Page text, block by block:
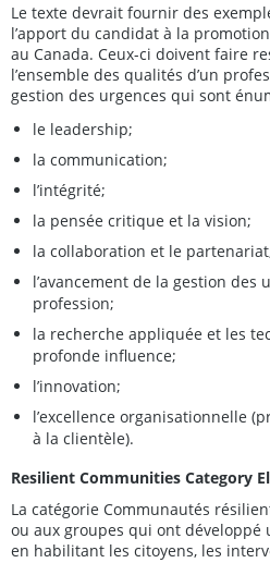
Le texte devrait fournir des
l’apport du candidat à la
au Canada. Ceux-ci doivent faire
l’ensemble des qualités d’un
gestion des urgences qui sont
le leadership;
la communication;
l’intégrité;
la pensée critique et la vision;
la collaboration et le
l’avancement de la gestion des
profession;
la recherche appliquée et les
profonde influence;
l’innovation;
l’excellence organisationnelle
à la clientèle).
Resilient Communities Category
La catégorie Communautés
ou aux groupes qui ont développé
en habilitant les citoyens, les